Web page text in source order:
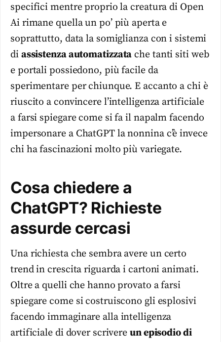
specifici mentre proprio la creatura di Open
Ai rimane quella un po’ più aperta e
soprattutto, data la somiglianza con i sistemi
di assistenza automatizzata che tanti siti web
e portali possiedono, più facile da
sperimentare per chiunque. E accanto a chi è
riuscito a convincere l’intelligenza artificiale
a farsi spiegare come si fa il napalm facendo
impersonare a ChatGPT la nonnina c’è invece
chi ha fascinazioni molto più variegate.
Cosa chiedere a
ChatGPT? Richieste
assurde cercasi
Una richiesta che sembra avere un certo
trend in crescita riguarda i cartoni animati.
Oltre a quelli che hanno provato a farsi
spiegare come si costruiscono gli esplosivi
facendo immaginare alla intelligenza
artificiale di dover scrivere un episodio di